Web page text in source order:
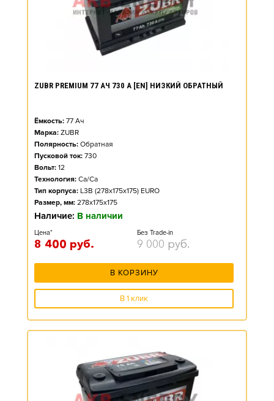
ZUBR PREMIUM 77 АЧ 730 А [EN] НИЗКИЙ ОБРАТНЫЙ
Ёмкость: 77 Ач
Марка: ZUBR
Полярность: Обратная
Пусковой ток: 730
Вольт: 12
Технология: Ca/Ca
Тип корпуса: L3B (278x175x175) EURO
Размер, мм: 278x175x175
Наличие: В наличии
Цена*
8 400 руб.
Без Trade-in
9 000 руб.
В КОРЗИНУ
В 1 клик